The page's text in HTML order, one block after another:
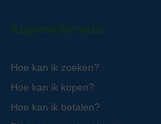
Kopersinformatie
Hoe kan ik zoeken?
Hoe kan ik kopen?
Hoe kan ik betalen?